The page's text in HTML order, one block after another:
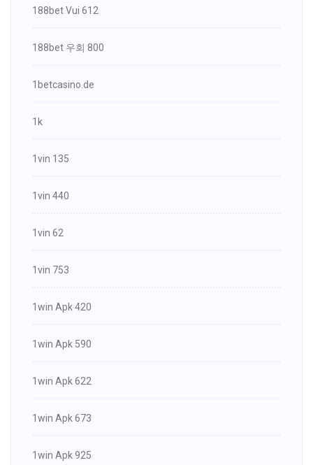
188bet Vui 612
188bet 우회 800
1betcasino.de
1k
1vin 135
1vin 440
1vin 62
1vin 753
1win Apk 420
1win Apk 590
1win Apk 622
1win Apk 673
1win Apk 925